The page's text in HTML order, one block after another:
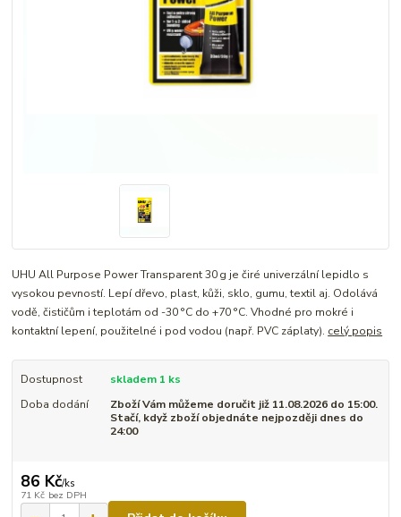
UHU All Purpose Power Transparent 30 g je čiré univerzální lepidlo s
vysokou pevností. Lepí dřevo, plast, kůži, sklo, gumu, textil aj. Odolává
vodě, čističům i teplotám od -30 °C do +70 °C. Vhodné pro mokré i
kontaktní lepení, použitelné i pod vodou (např. PVC záplaty). celý popis
Dostupnost
skladem 1 ks
Doba dodání
Zboží Vám můžeme doručit již 11.08.2026 do 15:00.
Stačí, když zboží objednáte nejpozději dnes do
24:00
86 Kč/ks
71 Kč bez DPH